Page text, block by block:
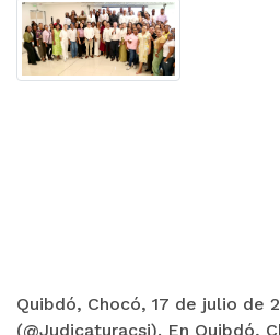
Quibdó, Chocó, 17 de julio de
(@Judicaturacsj). En Quibdó,